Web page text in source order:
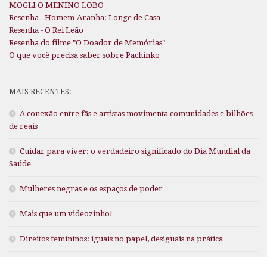
MOGLI O MENINO LOBO
Resenha - Homem-Aranha: Longe de Casa
Resenha - O Rei Leão
Resenha do filme "O Doador de Memórias"
O que você precisa saber sobre Pachinko
MAIS RECENTES:
A conexão entre fãs e artistas movimenta comunidades e bilhões
de reais
Cuidar para viver: o verdadeiro significado do Dia Mundial da
Saúde
Mulheres negras e os espaços de poder
Mais que um videozinho!
Direitos femininos: iguais no papel, desiguais na prática